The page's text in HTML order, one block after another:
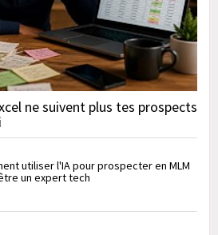
ne suivent plus tes prospects
utiliser l'IA pour prospecter en MLM
un expert tech